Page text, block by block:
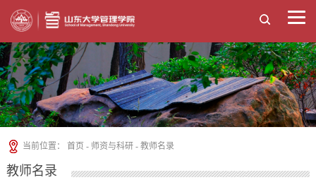
当前位置： 首页 - 师资与科研 -教师名录
教师名录